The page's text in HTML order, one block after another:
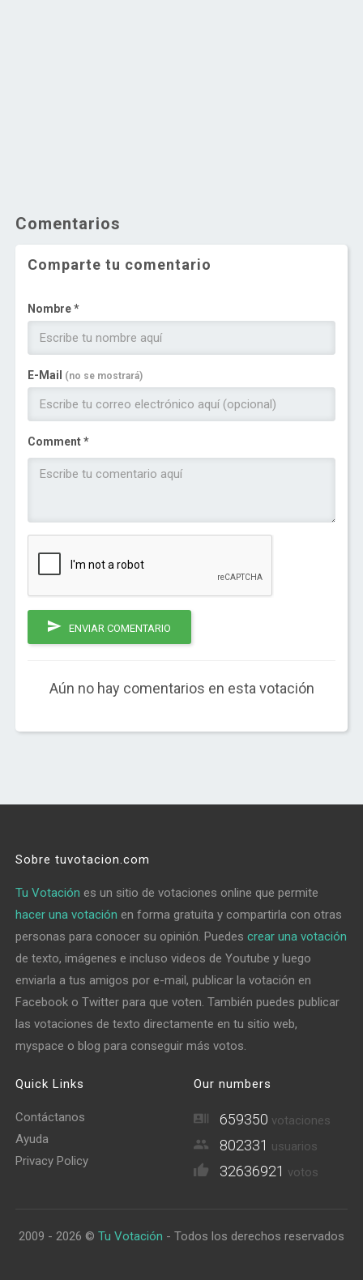
Comentarios
Comparte tu comentario
Nombre *
E-Mail (no se mostrará)
Comment *
ENVIAR COMENTARIO
Aún no hay comentarios en esta votación
Sobre tuvotacion.com
Tu Votación es un sitio de votaciones online que permite
hacer una votación en forma gratuita y compartirla con otras
personas para conocer su opinión. Puedescrear una votación
de texto, imágenes e incluso videos de Youtube y luego
enviarla a tus amigos por e-mail, publicar la votación en
Facebook o Twitter para que voten. También puedes publicar
las votaciones de texto directamente en tu sitio web,
myspace o blog para conseguir más votos.
Quick Links
Contáctanos
Ayuda
Privacy Policy
Our numbers
659350 votaciones
802331 usuarios
32636921 votos
2009 - 2026 © Tu Votación - Todos los derechos reservados